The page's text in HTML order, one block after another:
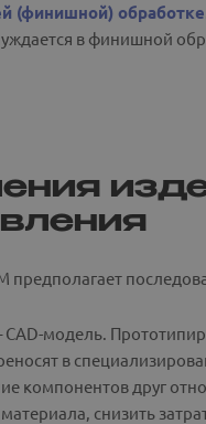
(финишной) обработке
в финишной
предполагает
CAD-модель.
в
компонентов друг
снизить